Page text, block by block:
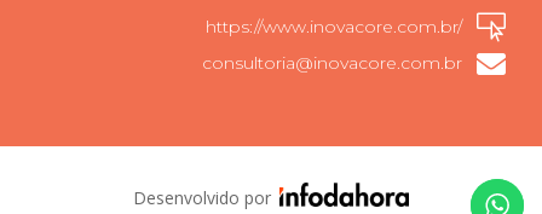

https://www.inovacore.com.br/

consultoria@inovacore.com.br
Desenvolvido por